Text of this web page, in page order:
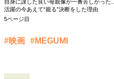
自身に課した良い母親像が一番苦しかっ
活躍の今あえて“籠る”決断をした理由
5ページ目
#映画 #MEGUMI